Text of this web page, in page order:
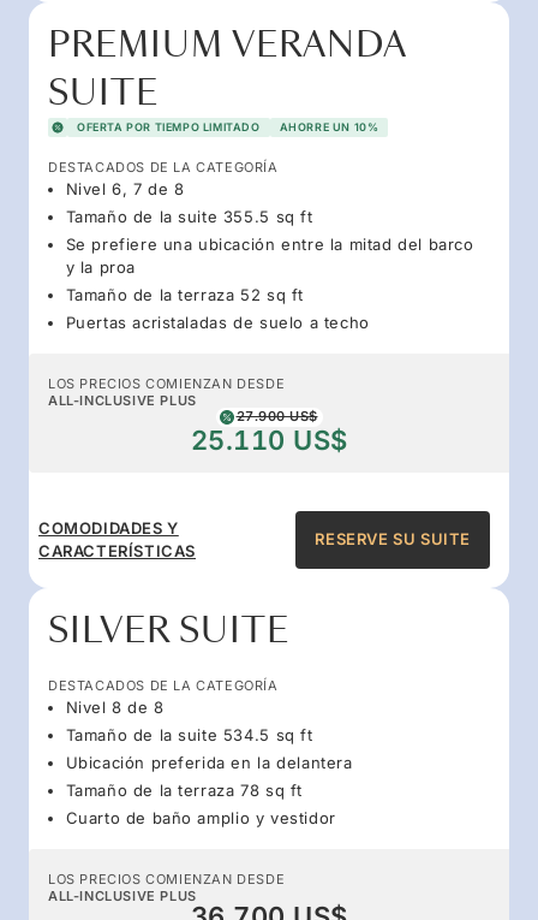
PREMIUM VERANDA
SUITE
OFERTA POR TIEMPO LIMITADO AHORRE UN 10%
DESTACADOS DE LA CATEGORÍA
Nivel 6, 7 de 8
Tamaño de la suite 355.5 sq ft
Se prefiere una ubicación entre la mitad del barco
y la proa
Tamaño de la terraza 52 sq ft
Puertas acristaladas de suelo a techo
LOS PRECIOS COMIENZAN DESDE
ALL-INCLUSIVE PLUS
27.900 US$
25.110 US$
COMODIDADES Y
CARACTERÍSTICAS
RESERVE SU SUITE
SILVER SUITE
DESTACADOS DE LA CATEGORÍA
Nivel 8 de 8
Tamaño de la suite 534.5 sq ft
Ubicación preferida en la delantera
Tamaño de la terraza 78 sq ft
Cuarto de baño amplio y vestidor
LOS PRECIOS COMIENZAN DESDE
ALL-INCLUSIVE PLUS